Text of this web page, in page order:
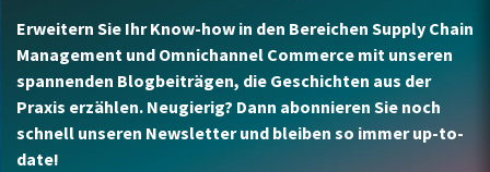
Erweitern Sie Ihr Know-how in den Bereichen Supply Chain
Management und Omnichannel Commerce mit unseren
spannenden Blogbeiträgen, die Geschichten aus der
Praxis erzählen. Neugierig? Dann abonnieren Sie noch
schnell unseren Newsletter und bleiben so immer up-to-
date!